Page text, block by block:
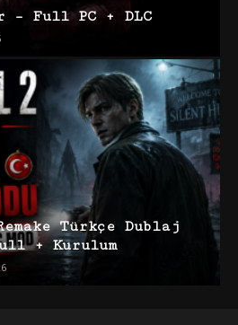
Full PC + DLC
Türkçe Dublaj
+ Kurulum